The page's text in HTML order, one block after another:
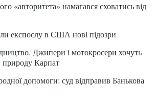
«авторитета» намагався сховатись від
експослу в США нові підозри
Джипери і мотокросери хочуть
природу Карпат
допомоги: суд відправив Банькова